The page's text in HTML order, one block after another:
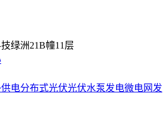
绿洲21B幢11层
电分布式光伏光伏水泵发电微电网发